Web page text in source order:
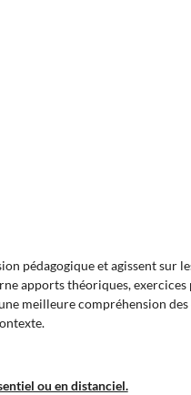
pédagogique et agissent sur
apports théoriques,
meilleure compréhension
ou en distanciel.